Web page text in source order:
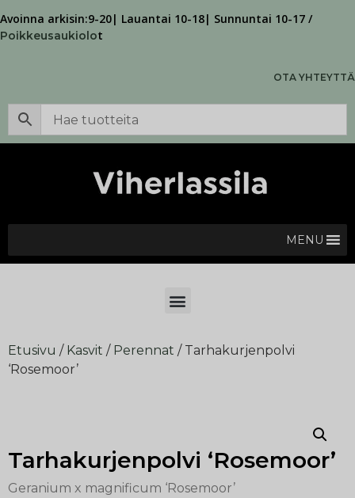
Avoinna arkisin:9-20| Lauantai 10-18| Sunnuntai 10-17 /
Poikkeusaukiolot
OTA YHTEYTTÄ
MENU
Etusivu / Kasvit / Perennat / Tarhakurjenpolvi
‘Rosemoor’
Tarhakurjenpolvi ‘Rosemoor’
Geranium x magnificum ‘Rosemoor’